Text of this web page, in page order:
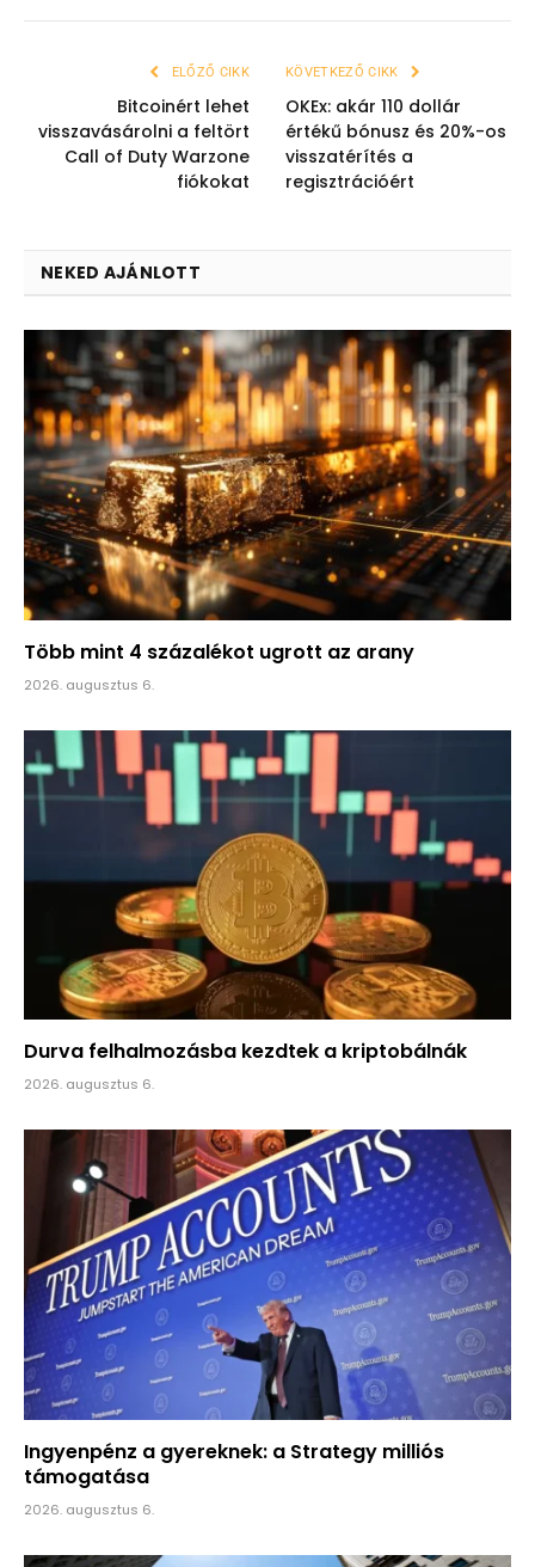
ELŐZŐ CIKK
Bitcoinért lehet
visszavásárolni a feltört
Call of Duty Warzone
fiókokat
KÖVETKEZŐ CIKK
OKEx: akár 110 dollár
értékű bónusz és 20%-os
visszatérítés a
regisztrációért
NEKED AJÁNLOTT
Több mint 4 százalékot ugrott az arany
2026. augusztus 6.
Durva felhalmozásba kezdtek a kriptobálnák
2026. augusztus 6.
Ingyenpénz a gyereknek: a Strategy milliós
támogatása
2026. augusztus 6.